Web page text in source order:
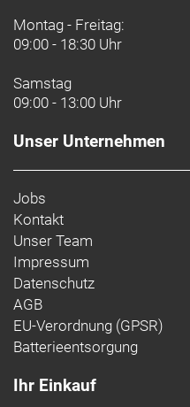
Montag - Freitag:
09:00 - 18:30 Uhr
Samstag
09:00 - 13:00 Uhr
Unser Unternehmen
Jobs
Kontakt
Unser Team
Impressum
Datenschutz
AGB
EU-Verordnung (GPSR)
Batterieentsorgung
Ihr Einkauf